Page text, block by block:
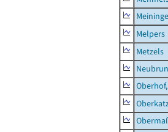
Melpers
Metzels